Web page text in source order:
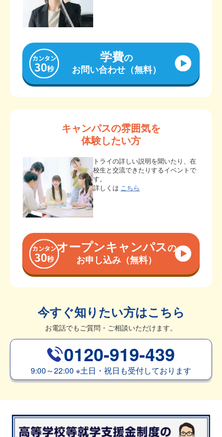
学費の
お問い合わせ（無料）
キャンパスの雰囲気を
体験したい方
トライの詳しい説明を聞いたり、在
校生と交流できたりするイベントで
す。
詳しくは こちら
オープンキャンパスの
お申し込み（無料）
今すぐ知りたい方はこちら
お電話でもご質問・ご相談いただけます。
0120-919-439
9:00～22:00 ※土日・祝日も受付しております